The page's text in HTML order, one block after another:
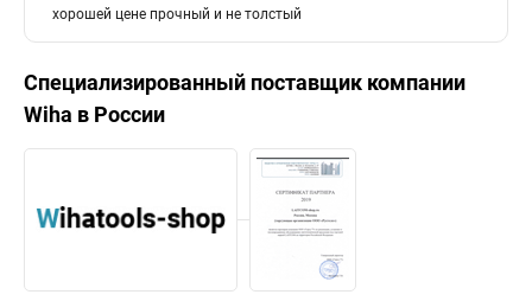
хорошей цене прочный и не толстый
Специализированный поставщик компании
Wiha в России